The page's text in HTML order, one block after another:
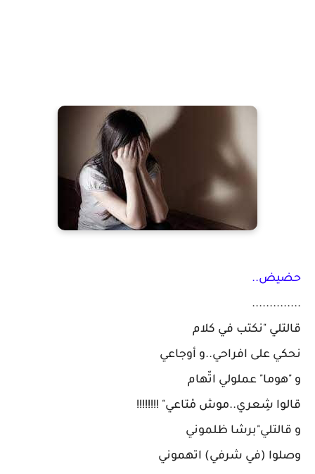
حضيض..
..............
قالتلي "نكتب في كلام
نحكي على افراحي..و أوجاعي
و "هوما" عملولي اتّهام
قالوا شِعري..موش مْتاعي" !!!!!!!!
و قالتلي"برشا ظلموني
وصلوا (في شرفي) اتهموني